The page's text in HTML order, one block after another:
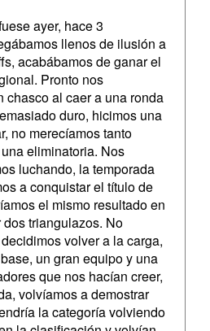
ayer, hace 3
llenos de ilusión a
acabábamos de ganar el
Pronto nos
chasco al caer a una ronda
duro, hicimos una
no merecíamos tanto
eliminatoria. Nos
luchando, la temporada
a conquistar el título de
el mismo resultado en
triangulazos. No
volver a la carga,
un gran equipo y una
que nos hacían creer,
volvíamos a demostrar
la categoría volviendo